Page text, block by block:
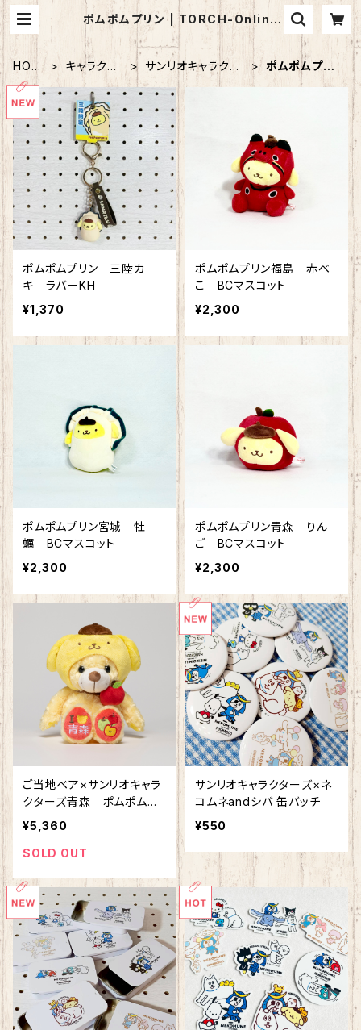
ポムポムプリン | TORCH-Online
Shop-
HOM
E
キャラクタ
サンリオキャラクタ
ー
ポムポムプリ
ポムポムプリン 三陸カ
キ ラバーKH
¥1,370
ポムポムプリン福島 赤べ
こ BCマスコット
¥2,300
ポムポムプリン宮城 牡
蠣 BCマスコット
¥2,300
ポムポムプリン青森 りん
ご BCマスコット
¥2,300
ご当地ベア×サンリオキャラ
クターズ青森 ポムポムプ
リン
¥5,360
SOLD OUT
サンリオキャラクターズ×ネ
コムネandシバ 缶バッチ
¥550